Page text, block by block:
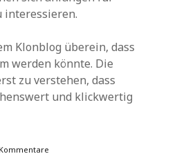
interessieren.
Klonblog überein, dass
werden könnte. Die
zu verstehen, dass
und klickwertig